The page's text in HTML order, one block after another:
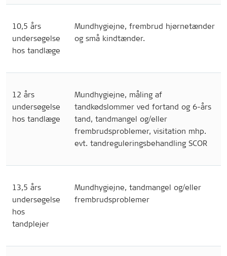
10,5 års
undersøgelse
hos tandlæge
Mundhygiejne, frembrud hjørnetænder
og små kindtænder.
12 års
undersøgelse
hos tandlæge
Mundhygiejne, måling af
tandkødslommer ved fortand og 6-års
tand, tandmangel og/eller
frembrudsproblemer, visitation mhp.
evt. tandreguleringsbehandling SCOR
13,5 års
undersøgelse
hos
tandplejer
Mundhygiejne, tandmangel og/eller
frembrudsproblemer